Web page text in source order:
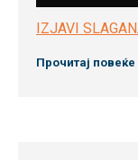
IZJAVI
Прочитај повеќе